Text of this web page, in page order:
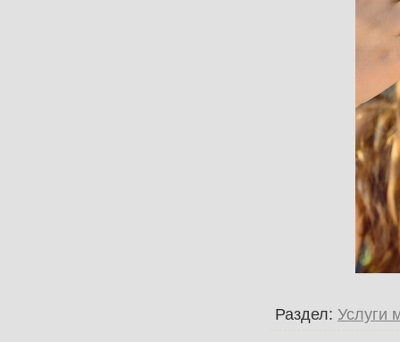
Раздел: Услуги